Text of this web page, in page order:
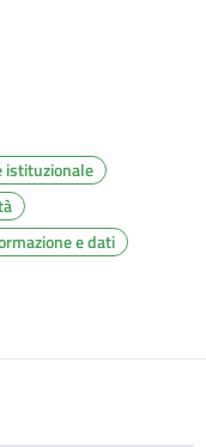
istituzionale
e dati